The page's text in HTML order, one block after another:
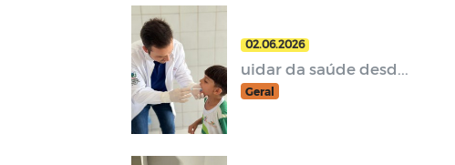
02.06.2026
uidar da saúde desd...
Geral